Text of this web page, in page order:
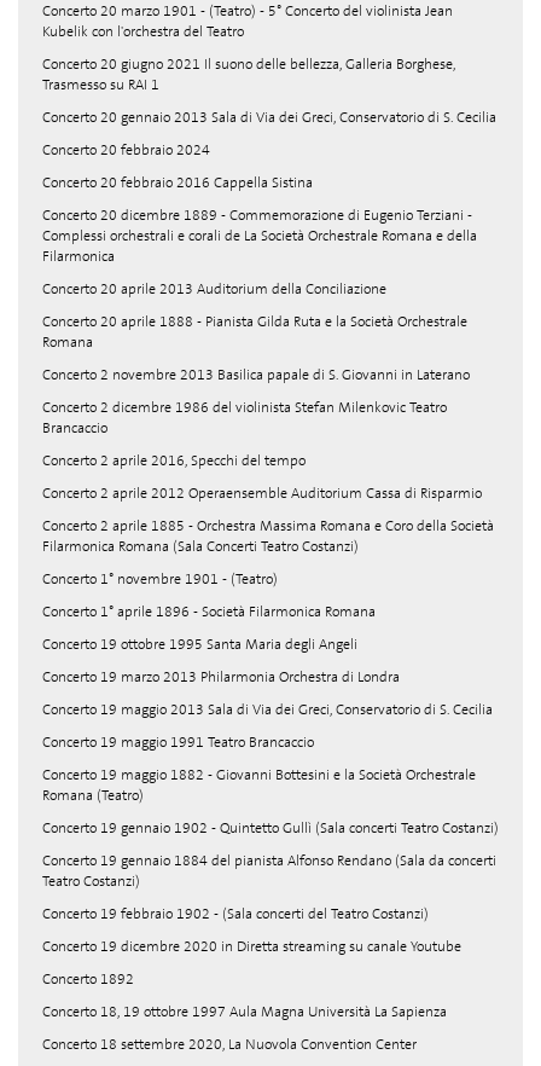
Concerto 20 marzo 1901 - (Teatro) - 5° Concerto del violinista Jean
Kubelik con l'orchestra del Teatro
Concerto 20 giugno 2021 Il suono delle bellezza, Galleria Borghese,
Trasmesso su RAI 1
Concerto 20 gennaio 2013 Sala di Via dei Greci, Conservatorio di S. Cecilia
Concerto 20 febbraio 2024
Concerto 20 febbraio 2016 Cappella Sistina
Concerto 20 dicembre 1889 - Commemorazione di Eugenio Terziani -
Complessi orchestrali e corali de La Società Orchestrale Romana e della
Filarmonica
Concerto 20 aprile 2013 Auditorium della Conciliazione
Concerto 20 aprile 1888 - Pianista Gilda Ruta e la Società Orchestrale
Romana
Concerto 2 novembre 2013 Basilica papale di S. Giovanni in Laterano
Concerto 2 dicembre 1986 del violinista Stefan Milenkovic Teatro
Brancaccio
Concerto 2 aprile 2016, Specchi del tempo
Concerto 2 aprile 2012 Operaensemble Auditorium Cassa di Risparmio
Concerto 2 aprile 1885 - Orchestra Massima Romana e Coro della Società
Filarmonica Romana (Sala Concerti Teatro Costanzi)
Concerto 1° novembre 1901 - (Teatro)
Concerto 1° aprile 1896 - Società Filarmonica Romana
Concerto 19 ottobre 1995 Santa Maria degli Angeli
Concerto 19 marzo 2013 Philarmonia Orchestra di Londra
Concerto 19 maggio 2013 Sala di Via dei Greci, Conservatorio di S. Cecilia
Concerto 19 maggio 1991 Teatro Brancaccio
Concerto 19 maggio 1882 - Giovanni Bottesini e la Società Orchestrale
Romana (Teatro)
Concerto 19 gennaio 1902 - Quintetto Gullì (Sala concerti Teatro Costanzi)
Concerto 19 gennaio 1884 del pianista Alfonso Rendano (Sala da concerti
Teatro Costanzi)
Concerto 19 febbraio 1902 - (Sala concerti del Teatro Costanzi)
Concerto 19 dicembre 2020 in Diretta streaming su canale Youtube
Concerto 1892
Concerto 18, 19 ottobre 1997 Aula Magna Università La Sapienza
Concerto 18 settembre 2020, La Nuovola Convention Center